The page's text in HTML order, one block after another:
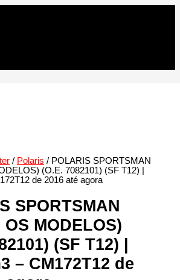
/ Polaris / POLARIS SPORTSMAN
(O.E. 7082101) (SF T12) |
de 2016 até agora
SPORTSMAN
OS MODELOS)
(SF T12) |
– CM172T12 de